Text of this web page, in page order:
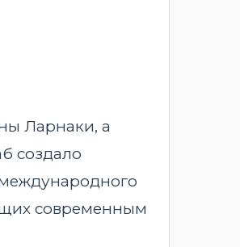
Ларнаки, а
создало
международного
современным